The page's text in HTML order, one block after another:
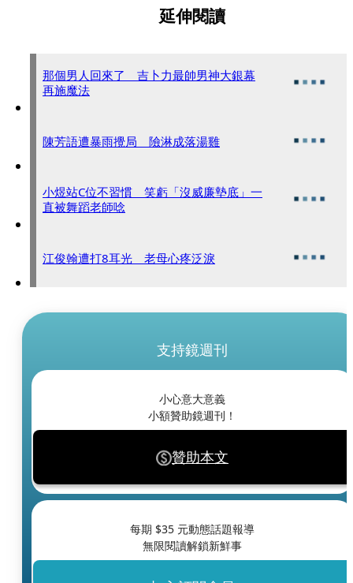
延伸閱讀
那個男人回來了 吉卜力最帥男神大銀幕
再施魔法
陳芳語遭暴雨攪局 險淋成落湯雞
小煜站C位不習慣 笑虧「沒威廉墊底」一
直被舞蹈老師唸
江俊翰遭打8耳光 老母心疼泛淚
支持鏡週刊
小心意大意義
小額贊助鏡週刊！
贊助本文
每期 $35 元動態話題報導
無限閱讀解鎖新鮮事